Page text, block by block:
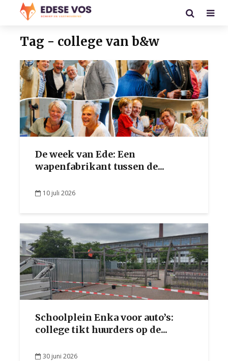
Tag - college van b&w
De week van Ede: Een
wapenfabrikant tussen de...
10 juli 2026
Schoolplein Enka voor auto’s:
college tikt huurders op de...
30 juni 2026